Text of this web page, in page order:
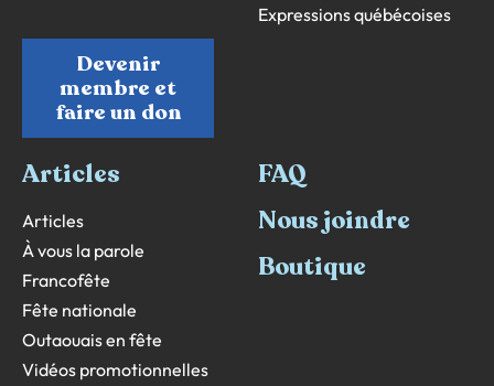
Devenir
membre et
faire un don
Expressions québécoises
Articles
Articles
À vous la parole
Francofête
Fête nationale
Outaouais en fête
Vidéos promotionnelles
FAQ
Nous joindre
Boutique